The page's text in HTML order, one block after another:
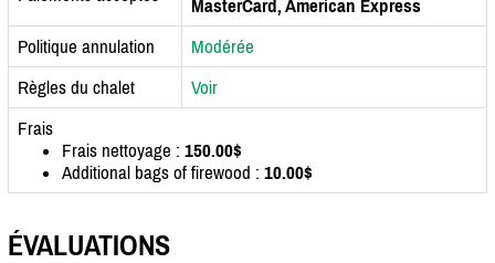
MasterCard, American Express
Politique annulation
Modérée
Règles du chalet
Voir
Frais
Frais nettoyage : 150.00$
Additional bags of firewood : 10.00$
ÉVALUATIONS